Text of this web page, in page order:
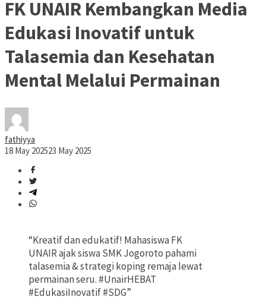
FK UNAIR Kembangkan Media
Edukasi Inovatif untuk
Talasemia dan Kesehatan
Mental Melalui Permainan
fathiyya
18 May 202523 May 2025
“Kreatif dan edukatif! Mahasiswa FK
UNAIR ajak siswa SMK Jogoroto pahami
talasemia & strategi koping remaja lewat
permainan seru. #UnairHEBAT
#EdukasiInovatif #SDG”